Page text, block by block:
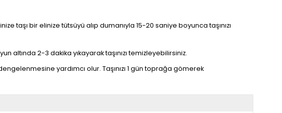
taşı bir elinize tütsüyü alıp dumanıyla 15-20 saniye boyunca taşınızı
altında 2-3 dakika yıkayarak taşınızı temizleyebilirsiniz.
yardımcı olur. Taşınızı 1 gün toprağa gömerek